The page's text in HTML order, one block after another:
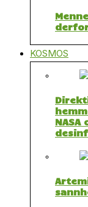
KOSMOS